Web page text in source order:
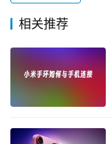
相关推荐